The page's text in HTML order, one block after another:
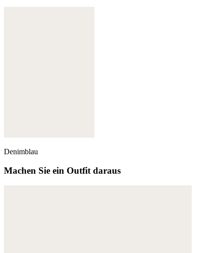
Denimblau
Machen Sie ein Outfit daraus